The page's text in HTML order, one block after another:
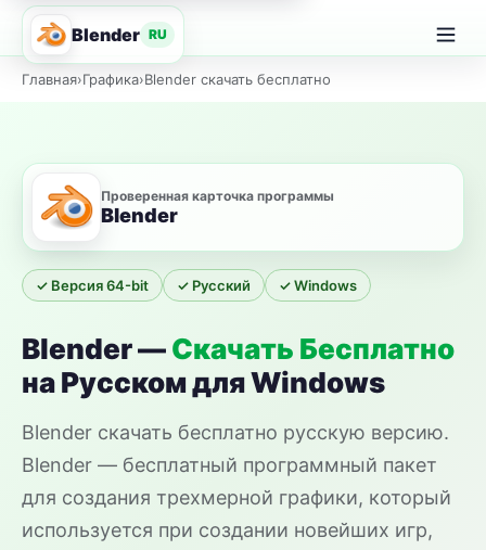
Blender RU
Главная›Графика›Blender скачать бесплатно
Проверенная карточка программы
Blender
✓ Версия 64-bit ✓ Русский ✓ Windows
Blender —Скачать Бесплатно
на Русском для Windows
Blender скачать бесплатно русскую версию.
Blender — бесплатный программный пакет
для создания трехмерной графики, который
используется при создании новейших игр,